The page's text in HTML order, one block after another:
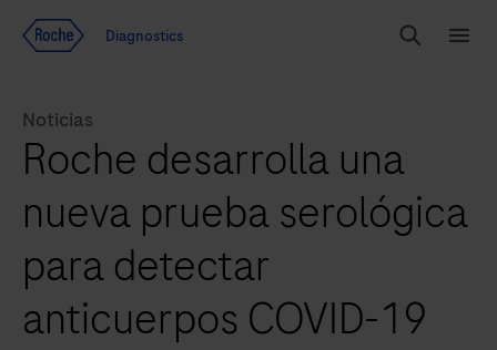
Diagnostics
Buscar
Noticias
Roche desarrolla una
nueva prueba serológica
para detectar
anticuerpos COVID-19